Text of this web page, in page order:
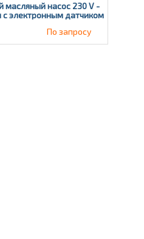
масляный насос 230 V -
с электронным датчиком
По запросу